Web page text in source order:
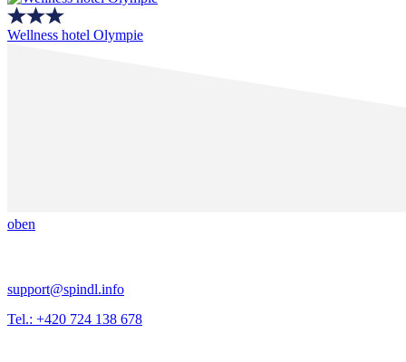
Wellness hotel Olympie
oben
support@spindl.info
Tel.: +420 724 138 678